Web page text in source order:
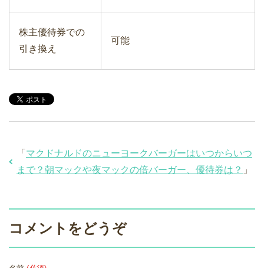
株主優待券での
引き換え
可能
「 マクドナルドのニューヨークバーガーはいつからいつ
まで？朝マックや夜マックの倍バーガー、優待券は？ 」
コメントをどうぞ